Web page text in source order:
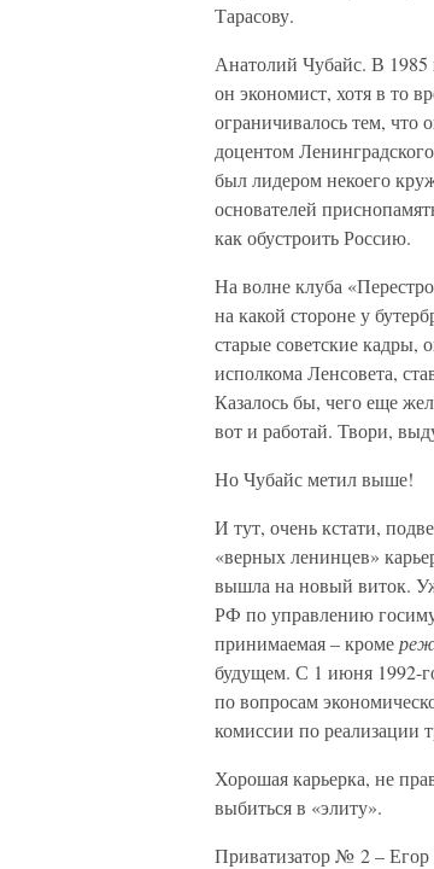
Тарасову.
Анатолий Чубайс. В 1985
он экономист, хотя в то
ограничивалось тем, что
доцентом
был лидером некоего
основателей
как обустроить Россию.
На волне клуба
на какой стороне у
старые советские кадры,
исполкома Ленсовета,
Казалось бы, чего еще
вот и работай. Твори,
Но Чубайс метил выше!
И тут, очень кстати,
«верных ленинцев»
вышла на новый виток.
РФ по управлению
принимаемая – кроме
будущем. С 1 июня 1992-
по вопросам
комиссии по реализации
Хорошая карьерка, не
выбиться в «элиту».
Приватизатор № 2 – Егор